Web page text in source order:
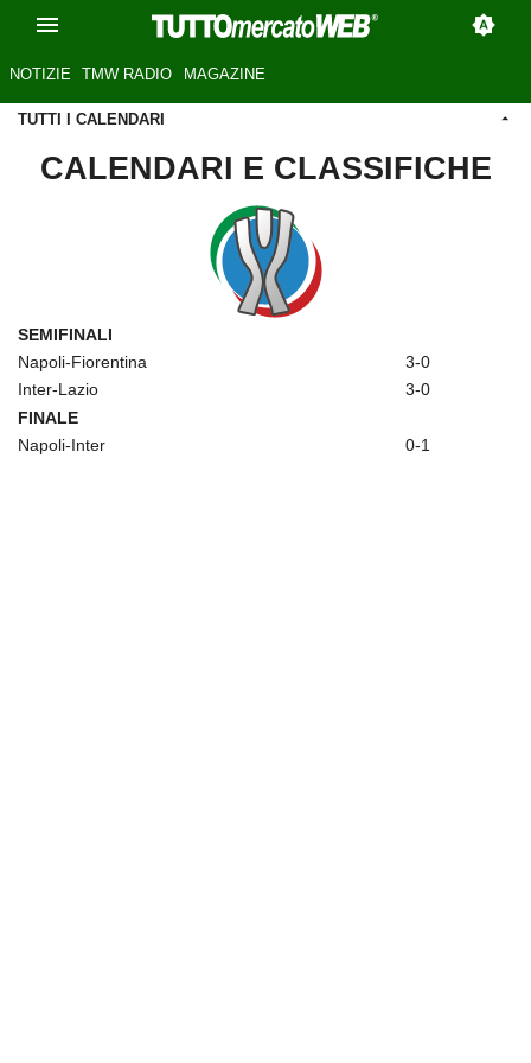
NOTIZIE TMW RADIO MAGAZINE
TUTTI I CALENDARI
CALENDARI E CLASSIFICHE
SEMIFINALI
Napoli-Fiorentina
3-0
Inter-Lazio
3-0
FINALE
Napoli-Inter
0-1